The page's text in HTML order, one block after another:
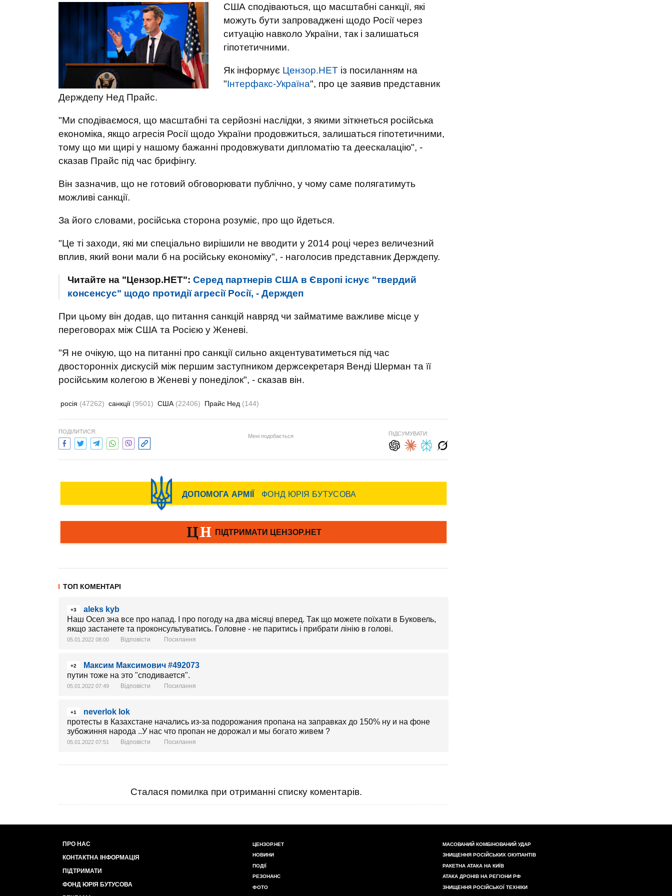
США сподіваються, що масштабні санкції, які
можуть бути запроваджені щодо Росії через
ситуацію навколо України, так і залишаться
гіпотетичними.
Як інформує Цензор.НЕТ із посиланням на
"Інтерфакс-Україна", про це заявив представник
Держдепу Нед Прайс.
"Ми сподіваємося, що масштабні та серйозні наслідки, з якими зіткнеться російська
економіка, якщо агресія Росії щодо України продовжиться, залишаться гіпотетичними,
тому що ми щирі у нашому бажанні продовжувати дипломатію та деескалацію", -
сказав Прайс під час брифінгу.
Він зазначив, що не готовий обговорювати публічно, у чому саме полягатимуть
можливі санкції.
За його словами, російська сторона розуміє, про що йдеться.
"Це ті заходи, які ми спеціально вирішили не вводити у 2014 році через величезний
вплив, який вони мали б на російську економіку", - наголосив представник Держдепу.
Читайте на "Цензор.НЕТ": Серед партнерів США в Європі існує "твердий
консенсус" щодо протидії агресії Росії, - Держдеп
При цьому він додав, що питання санкцій навряд чи займатиме важливе місце у
переговорах між США та Росією у Женеві.
"Я не очікую, що на питанні про санкції сильно акцентуватиметься під час
двосторонніх дискусій між першим заступником держсекретаря Венді Шерман та її
російським колегою в Женеві у понеділок", - сказав він.
росія (47262) санкції (9501) США (22406) Прайс Нед (144)
ПОДІЛИТИСЯ:
Мені подобається ПІДСУМУВАТИ:
ТОП КОМЕНТАРІ
+3
aleks kyb
Наш Осел зна все про напад. І про погоду на два місяці вперед. Так що можете поїхати в Буковель,
якщо застанете та проконсультуватись. Головне - не паритись і прибрати лінію в голові.
05.01.2022 08:00 Відповісти Посилання
+2
Максим Максимович #492073
путин тоже на это "сподивается".
05.01.2022 07:49 Відповісти Посилання
+1
neverlok lok
протесты в Казахстане начались из-за подорожания пропана на заправках до 150% ну и на фоне
зубожиння народа ..У нас что пропан не дорожал и мы богато живем ?
05.01.2022 07:51 Відповісти Посилання
Сталася помилка при отриманні списку коментарів.
ПРО НАС
КОНТАКТНА ІНФОРМАЦІЯ
ПІДТРИМАТИ
ФОНД ЮРІЯ БУТУСОВА
ЦЕНЗОР.НЕТ
НОВИНИ
ПОДІЇ
РЕЗОНАНС
ФОТО
МАСОВАНИЙ КОМБІНОВАНИЙ УДАР
ЗНИЩЕННЯ РОСІЙСЬКИХ ОКУПАНТІВ
РАКЕТНА АТАКА НА КИЇВ
АТАКА ДРОНІВ НА РЕГІОНИ РФ
ЗНИЩЕННЯ РОСІЙСЬКОЇ ТЕХНІКИ